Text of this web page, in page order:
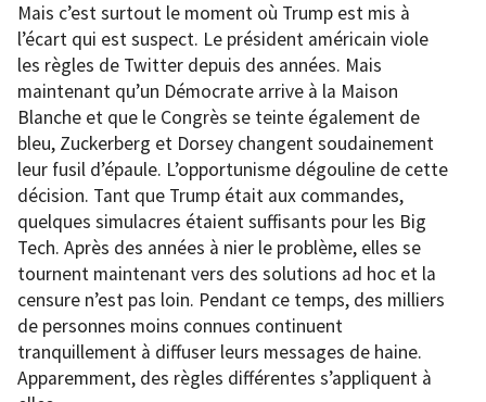
Mais c’est surtout le moment où Trump est mis à
l’écart qui est suspect. Le président américain viole
les règles de Twitter depuis des années. Mais
maintenant qu’un Démocrate arrive à la Maison
Blanche et que le Congrès se teinte également de
bleu, Zuckerberg et Dorsey changent soudainement
leur fusil d’épaule. L’opportunisme dégouline de cette
décision. Tant que Trump était aux commandes,
quelques simulacres étaient suffisants pour les Big
Tech. Après des années à nier le problème, elles se
tournent maintenant vers des solutions ad hoc et la
censure n’est pas loin. Pendant ce temps, des milliers
de personnes moins connues continuent
tranquillement à diffuser leurs messages de haine.
Apparemment, des règles différentes s’appliquent à